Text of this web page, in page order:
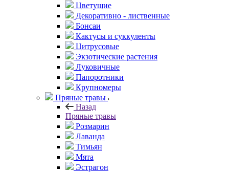
Цветущие
Декоративно - лиственные
Бонсаи
Кактусы и суккуленты
Цитрусовые
Экзотические растения
Луковичные
Папоротники
Крупномеры
Пряные травы
Назад
Пряные травы
Розмарин
Лаванда
Тимьян
Мята
Эстрагон